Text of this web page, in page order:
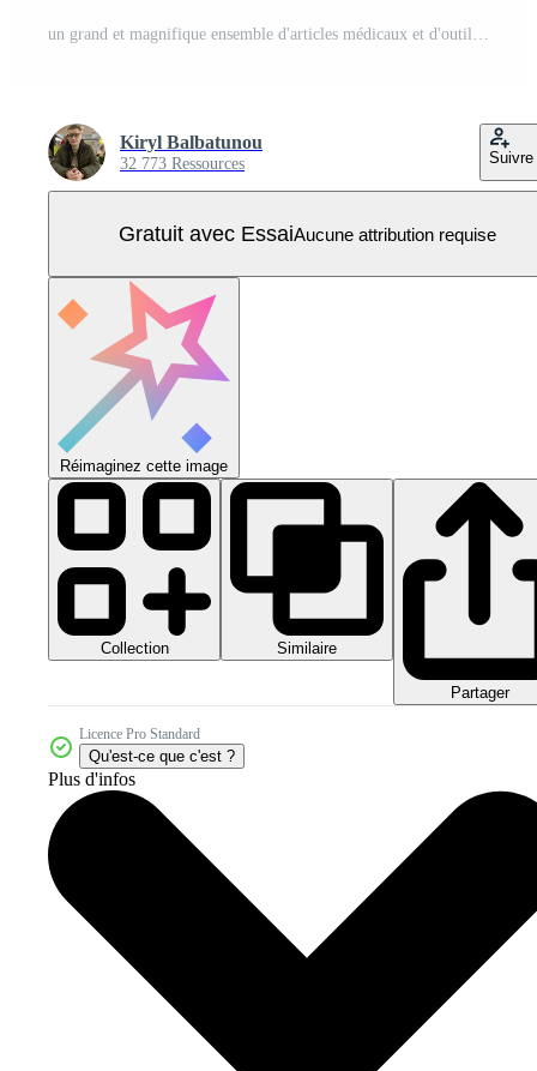
un grand et magnifique ensemble d'articles médicaux et d'outils aux couleurs vives d'une pharmacie ou d'un cabinet médical, des comprimés de thermomètre des seringues des flacons de médicaments sur fond blanc. illustration vectorielle Vecteur Pro
Kiryl Balbatunou
32 773 Ressources Suivre
Gratuit avec EssaiAucune attribution requise
Réimaginez cette image
Collection Similaire
Partager
Licence Pro Standard
Qu'est-ce que c'est ?
Plus d'infos